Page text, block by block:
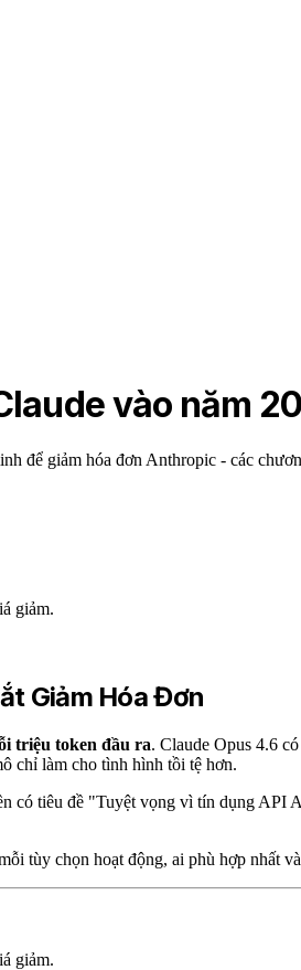
vào năm
để giảm hóa đơn Anthropic - các
giảm.
Giảm Hóa Đơn
triệu token đầu ra. Claude Opus 4.6
chỉ làm cho tình hình tồi tệ hơn.
có tiêu đề "Tuyệt vọng vì tín dụng
tùy chọn hoạt động, ai phù hợp nhất
giảm.